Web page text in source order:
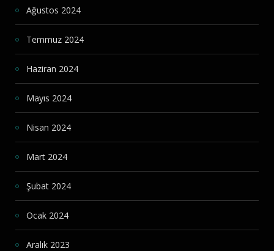
Ağustos 2024
Temmuz 2024
Haziran 2024
Mayıs 2024
Nisan 2024
Mart 2024
Şubat 2024
Ocak 2024
Aralık 2023